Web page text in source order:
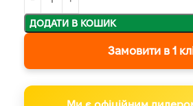
ДОДАТИ В КОШИК
Замовити в 1